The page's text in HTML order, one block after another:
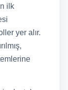
ilk
yer alır.